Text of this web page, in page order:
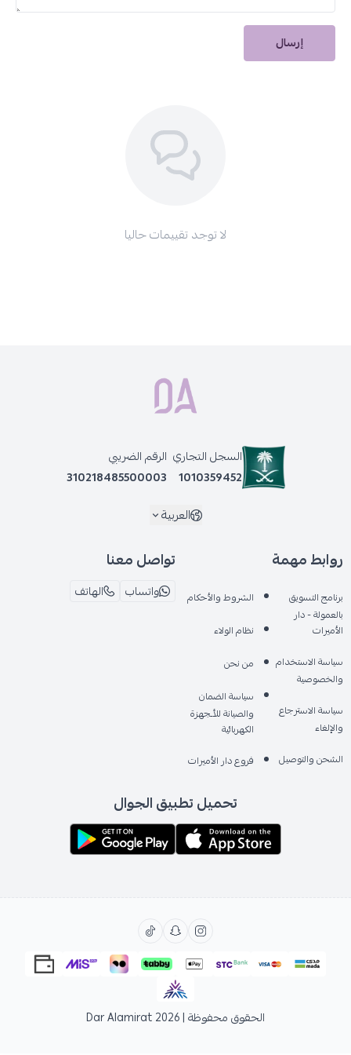
إرسال
لا توجد تقييمات حاليا
السجل التجاري
1010359452
الرقم الضريبي
310218485500003
العربية
روابط مهمة
برنامج التسويق
بالعمولة - دار
الأميرات
سياسة الاستخدام
والخصوصية
سياسة الاسترجاع
والإلغاء
الشحن والتوصيل
الشروط والأحكام
نظام الولاء
من نحن
سياسة الضمان
والصيانة للأـجهزة
الكهربائية
فروع دار الأميرات
تواصل معنا
واتساب الهاتف
تحميل تطبيق الجوال
الحقوق محفوظة | 2026 Dar Alamirat